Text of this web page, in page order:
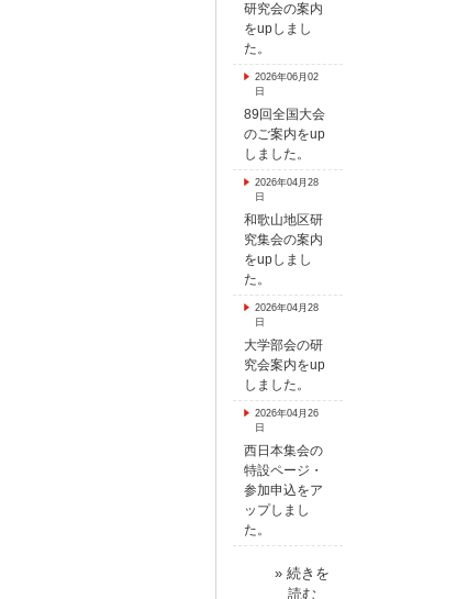
研究会の案内
をupしまし
た。
2026年06月02
日
89回全国大会
のご案内をup
しました。
2026年04月28
日
和歌山地区研
究集会の案内
をupしまし
た。
2026年04月28
日
大学部会の研
究会案内をup
しました。
2026年04月26
日
西日本集会の
特設ページ・
参加申込をア
ップしまし
た。
» 続きを
読む